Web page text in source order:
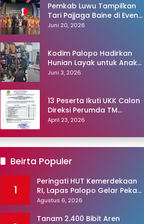
Pemkab Luwu Tampilkan
Tari Pajjaga Baine di Event
Toraya Ma’gellu’ 2026
Juni 20, 2026
Kodim Palopo Hadirkan
Hunian Layak untuk Anak
Panti
Juni 3, 2026
13 Peserta Ikuti UKK Calon
Direksi Perumda TM
Palopo, Ris Akril Raih
April 23, 2026
Beirta Populer
1
Peringati HUT Kemerdekaan
RI, Lapas Palopo Gelar Pekan
Olahraga untuk Warga
Agustus 6, 2026
Tanam 2.400 Bibit Aren